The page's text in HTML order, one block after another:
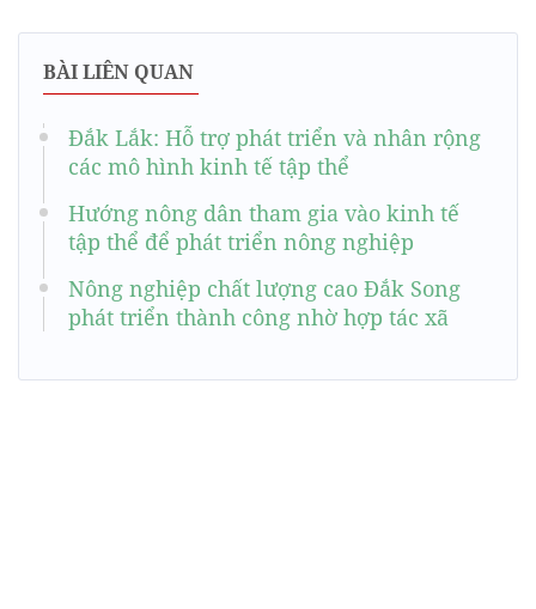
BÀI LIÊN QUAN
Đắk Lắk: Hỗ trợ phát triển và nhân rộng
các mô hình kinh tế tập thể
Hướng nông dân tham gia vào kinh tế
tập thể để phát triển nông nghiệp
Nông nghiệp chất lượng cao Đắk Song
phát triển thành công nhờ hợp tác xã